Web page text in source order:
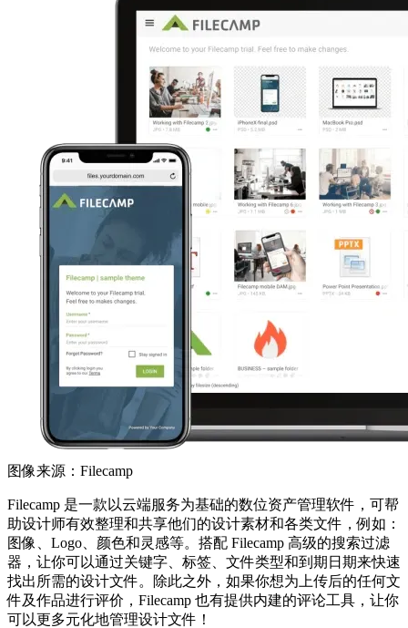
图像来源：Filecamp
Filecamp 是一款以云端服务为基础的数位资产管理软件，可帮
助设计师有效整理和共享他们的设计素材和各类文件，例如：
图像、Logo、颜色和灵感等。搭配 Filecamp 高级的搜索过滤
器，让你可以通过关键字、标签、文件类型和到期日期来快速
找出所需的设计文件。除此之外，如果你想为上传后的任何文
件及作品进行评价，Filecamp 也有提供内建的评论工具，让你
可以更多元化地管理设计文件！